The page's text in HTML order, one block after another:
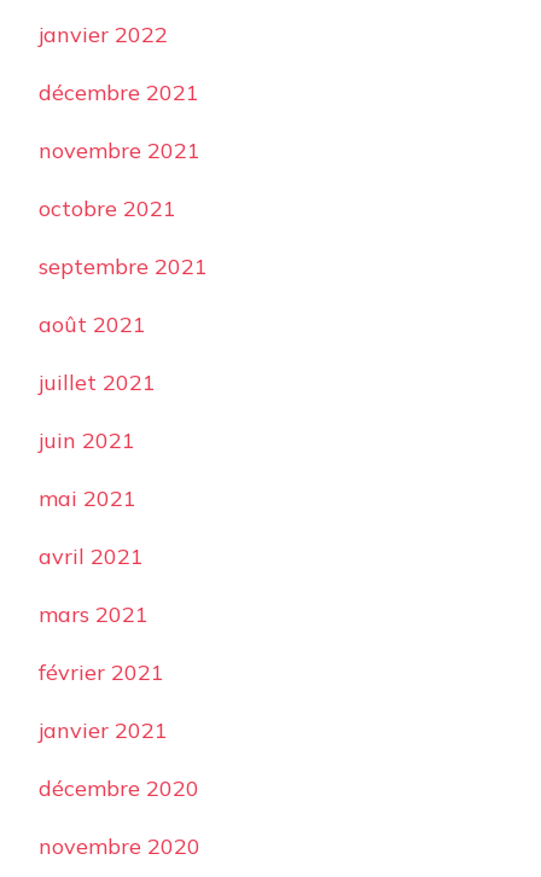
janvier 2022
décembre 2021
novembre 2021
octobre 2021
septembre 2021
août 2021
juillet 2021
juin 2021
mai 2021
avril 2021
mars 2021
février 2021
janvier 2021
décembre 2020
novembre 2020